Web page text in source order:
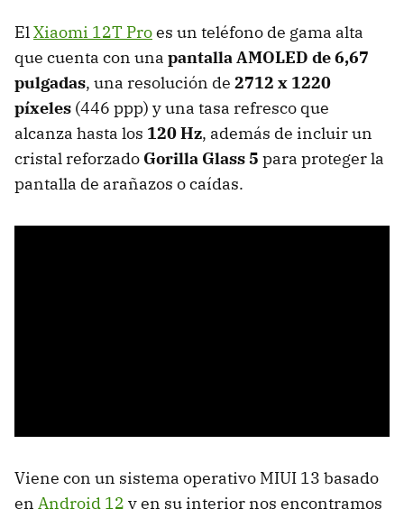
ElXiaomi 12T Proes un teléfono de gama alta
que cuenta con una pantalla AMOLED de 6,67
pulgadas, una resolución de 2712 x 1220
píxeles (446 ppp) y una tasa refresco que
alcanza hasta los 120 Hz, además de incluir un
cristal reforzado Gorilla Glass 5 para proteger la
pantalla de arañazos o caídas.
Viene con un sistema operativo MIUI 13 basado
en Android 12 y en su interior nos encontramos